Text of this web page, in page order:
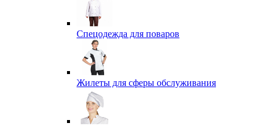
Спецодежда для поваров
Жилеты для сферы обслуживания